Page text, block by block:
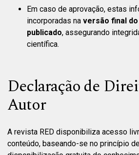
Em caso de aprovação, estas
incorporadas na versão final
publicado, assegurando
científica.
Declaração de
Autor
A revista RED disponibiliza acesso
conteúdo, baseando-se no princípio